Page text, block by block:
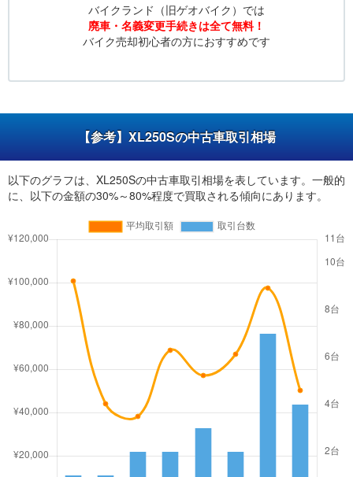
バイクランド（旧ゲオバイク）では
廃車・名義変更手続きは全て無料！
バイク売却初心者の方におすすめです
【参考】XL250Sの中古車取引相場
以下のグラフは、XL250Sの中古車取引相場を表しています。一般的
に、以下の金額の30%～80%程度で買取される傾向にあります。